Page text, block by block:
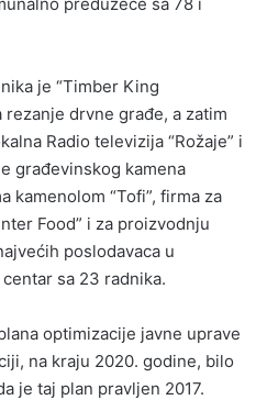
je “Timber King
drvne građe, a zatim
Radio televizija “Rožaje” i
građevinskog kamena
kamenolom “Tofi”, firma za
Food” i za proizvodnju
poslodavaca u
sa 23 radnika.
optimizacije javne uprave
na kraju 2020. godine, bilo
je taj plan pravljen 2017.